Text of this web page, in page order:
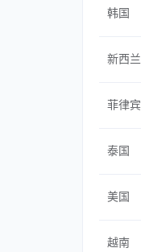
韩国
新西兰
菲律宾
泰国
美国
越南